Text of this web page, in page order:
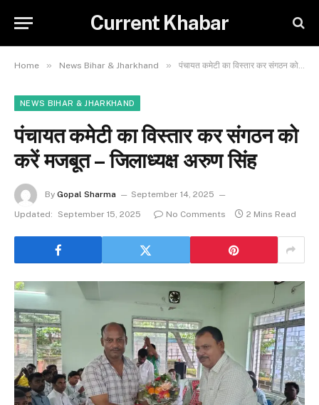
Current Khabar
Home » News Bihar & Jharkhand » पंचायत कमेटी का विस्तार कर संगठन को करें मजबूत – जिलाध्यक्ष अरुण सिंह
NEWS BIHAR & JHARKHAND
पंचायत कमेटी का विस्तार कर संगठन को
करें मजबूत – जिलाध्यक्ष अरुण सिंह
By Gopal Sharma
September 14, 2025
Updated:
September 15, 2025 No Comments 2 Mins Read